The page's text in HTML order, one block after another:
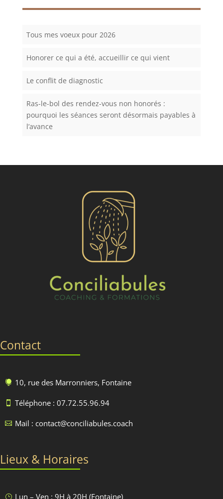
Tous mes voeux pour 2026
Honorer ce qui a été, accueillir ce qui vient
Le conflit de diagnostic
Ras-le-bol des rendez-vous non honorés :
pourquoi les séances seront désormais payables à
l’avance
Contact
 10, rue des Marronniers, Fontaine
 Téléphone : 07.72.55.96.94
 Mail : contact@conciliabules.coach
Lieux & Horaires
} Lun – Ven : 9H à 20H (Fontaine)